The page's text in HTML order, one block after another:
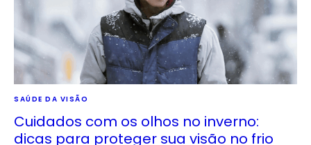
SAÚDE DA VISÃO
Cuidados com os olhos no inverno:
dicas para proteger sua visão no frio